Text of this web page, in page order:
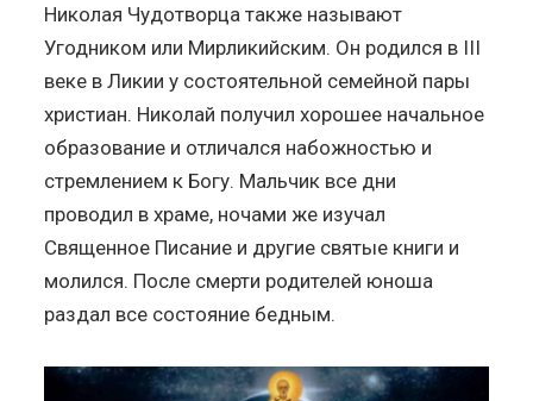
Николая Чудотворца также называют
Угодником или Мирликийским. Он родился в III
веке в Ликии у состоятельной семейной пары
христиан. Николай получил хорошее начальное
образование и отличался набожностью и
стремлением к Богу. Мальчик все дни
проводил в храме, ночами же изучал
Священное Писание и другие святые книги и
молился. После смерти родителей юноша
раздал все состояние бедным.